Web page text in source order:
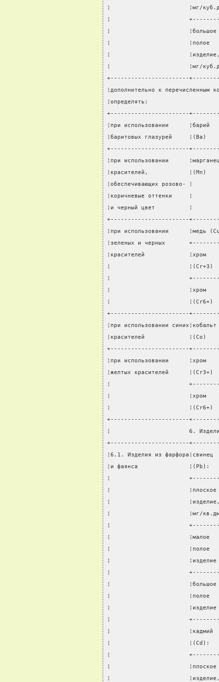
¦                       ¦мг/
¦
¦
¦                       ¦полое
¦
¦                       ¦мг/
+-----------------------
¦дополнительно к
¦определять:
+-----------------------
¦при использовании
¦баритовых глазурей
+-----------------------
¦при использовании
¦красителей,
¦обеспечивающих
¦коричневые оттенки
¦и черный цвет          ¦
+-----------------------
¦при использовании
¦зеленых и черных
¦красителей
¦                       ¦(Сr+3)
¦
¦                       ¦хром
¦
+-----------------------
¦при использовании
¦красителей
+-----------------------
¦при использовании
¦желтых красителей
¦                       +----------
¦                       ¦хром
¦
+-----------------------
¦                       6.
+-----------------------
¦6.1. Изделия из
¦и фаянса
¦
¦
¦
¦                       ¦мг/
¦
¦                       ¦малое
¦                       ¦полое
¦
¦
¦
¦                       ¦полое
¦
¦                       +----------
¦
¦                       ¦(Cd):
¦
¦
¦